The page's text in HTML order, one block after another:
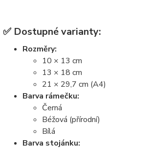
✅ Dostupné varianty:
Rozměry:
10 × 13 cm
13 × 18 cm
21 × 29,7 cm (A4)
Barva rámečku:
Černá
Béžová (přírodní)
Bílá
Barva stojánku: